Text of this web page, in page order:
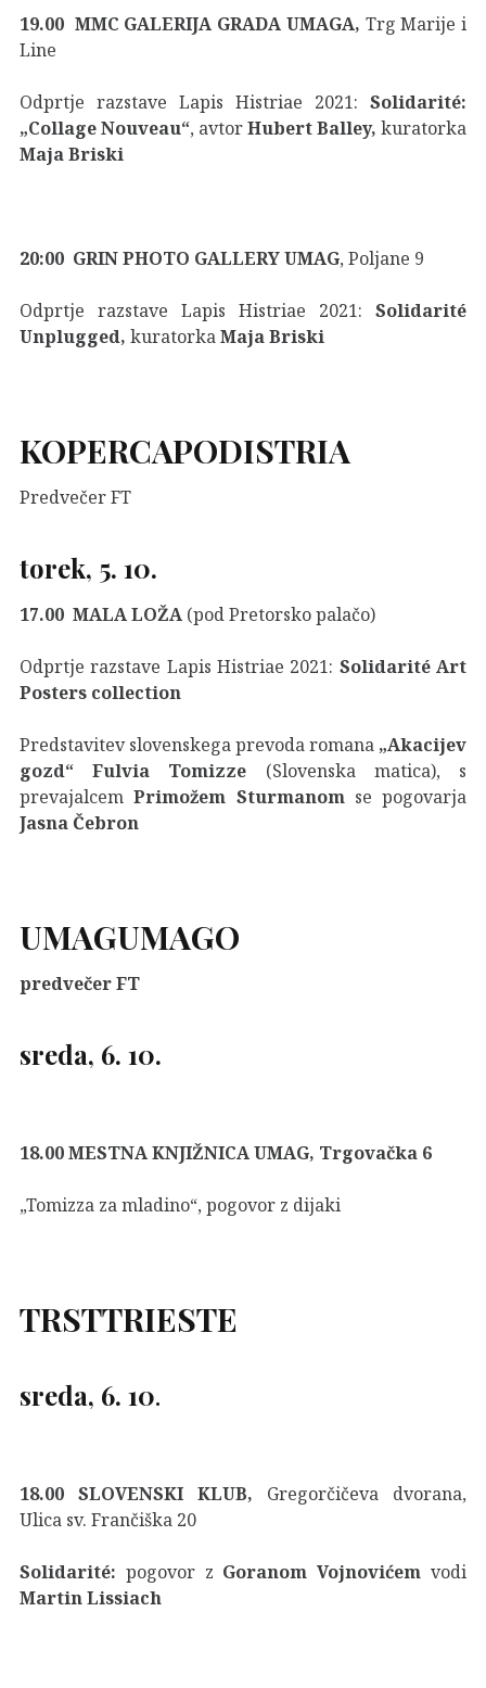
19.00 MMC GALERIJA GRADA UMAGA, Trg Marije i
Line
Odprtje razstave Lapis Histriae 2021: Solidarité:
„Collage Nouveau“, avtorHubert Balley, kuratorka
Maja Briski
20:00 GRIN PHOTO GALLERY UMAG, Poljane 9
Odprtje razstave Lapis Histriae 2021: Solidarité
Unplugged, kuratorka Maja Briski
KOPERCAPODISTRIA
Predvečer FT
torek, 5. 10.
17.00 MALA LOŽA (pod Pretorsko palačo)
Odprtje razstave Lapis Histriae 2021: Solidarité Art
Posters collection
Predstavitev slovenskega prevoda romana „Akacijev
gozd“ Fulvia Tomizze (Slovenska matica), s
prevajalcemPrimožem Sturmanom se pogovarja
Jasna Čebron
UMAGUMAGO
predvečer FT
sreda, 6. 10.
18.00 MESTNA KNJIŽNICA UMAG, Trgovačka 6
„Tomizza za mladino“, pogovor z dijaki
TRSTTRIESTE
sreda, 6. 10.
18.00 SLOVENSKI KLUB, Gregorčičeva dvorana,
Ulica sv. Frančiška 20
Solidarité: pogovor z Goranom Vojnovićem vodi
Martin Lissiach